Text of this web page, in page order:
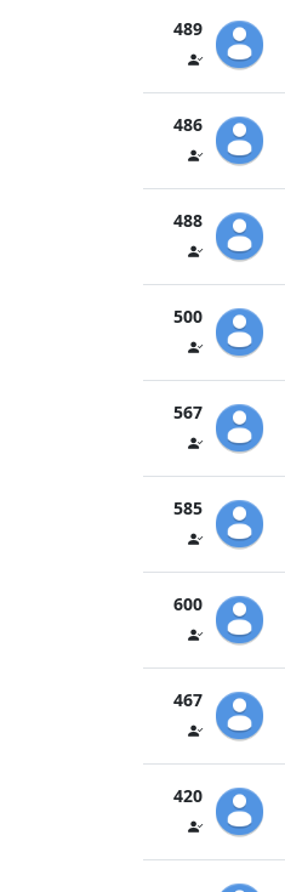
489
486
488
500
567
585
600
467
420